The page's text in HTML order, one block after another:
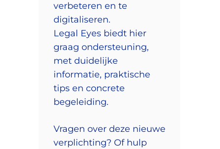
verbeteren en te
digitaliseren.
Legal Eyes biedt hier
graag ondersteuning,
met duidelijke
informatie, praktische
tips en concrete
begeleiding.
Vragen over deze nieuwe
verplichting? Of hulp